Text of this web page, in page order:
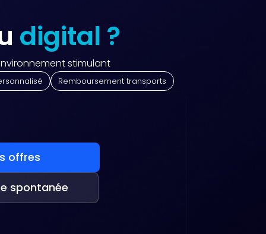
digital ?
stimulant
Remboursement transports
offres
spontanée